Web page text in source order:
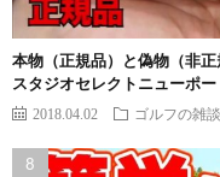
本物（正規品）と偽物（非
スタジオセレクトニューポー
2018.04.02 ゴルフの雑談